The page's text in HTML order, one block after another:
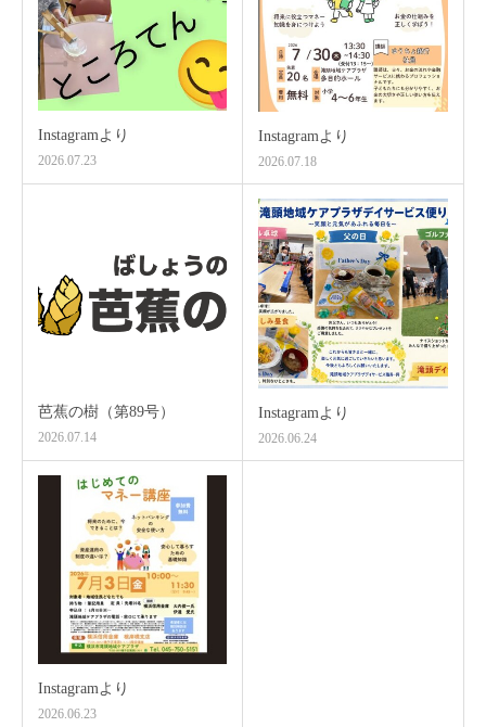
Instagramより
2026.07.23
Instagramより
2026.07.18
芭蕉の樹（第89号）
2026.07.14
Instagramより
2026.06.24
Instagramより
2026.06.23